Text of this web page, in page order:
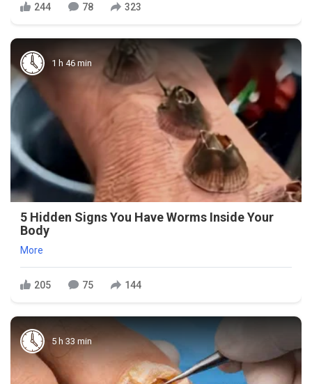
244 78 323
1 h 46 min
5 Hidden Signs You Have Worms Inside Your
Body
More
205 75 144
5 h 33 min